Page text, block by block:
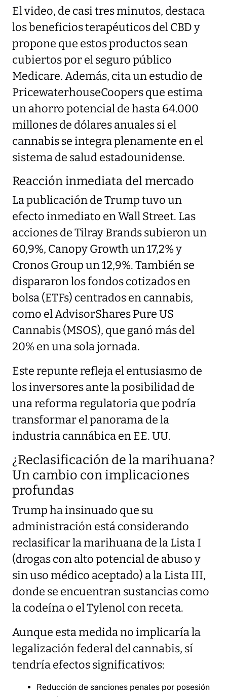
El video, de casi tres minutos, destaca
los beneficios terapéuticos del CBD y
propone que estos productos sean
cubiertos por el seguro público
Medicare. Además, cita un estudio de
PricewaterhouseCoopers que estima
un ahorro potencial de hasta 64.000
millones de dólares anuales si el
cannabis se integra plenamente en el
sistema de salud estadounidense.
Reacción inmediata del mercado
La publicación de Trump tuvo un
efecto inmediato en Wall Street. Las
acciones de Tilray Brands subieron un
60,9%, Canopy Growth un 17,2% y
Cronos Group un 12,9%. También se
dispararon los fondos cotizados en
bolsa (ETFs) centrados en cannabis,
como el AdvisorShares Pure US
Cannabis (MSOS), que ganó más del
20% en una sola jornada.
Este repunte refleja el entusiasmo de
los inversores ante la posibilidad de
una reforma regulatoria que podría
transformar el panorama de la
industria cannábica en EE. UU.
¿Reclasificación de la marihuana?
Un cambio con implicaciones
profundas
Trump ha insinuado que su
administración está considerando
reclasificar la marihuana de la Lista I
(drogas con alto potencial de abuso y
sin uso médico aceptado) a la Lista III,
donde se encuentran sustancias como
la codeína o el Tylenol con receta.
Aunque esta medida no implicaría la
legalización federal del cannabis, sí
tendría efectos significativos:
Reducción de sanciones penales por posesión